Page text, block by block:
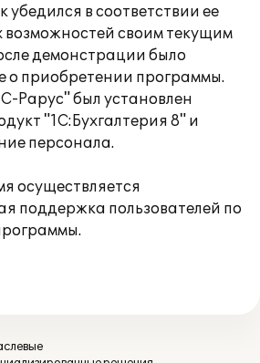
убедился в соответствии ее
своим текущим
демонстрации было
о приобретении программы.
Рарус" был установлен
"1С:Бухгалтерия 8" и
персонала.
осуществляется
поддержка пользователей по